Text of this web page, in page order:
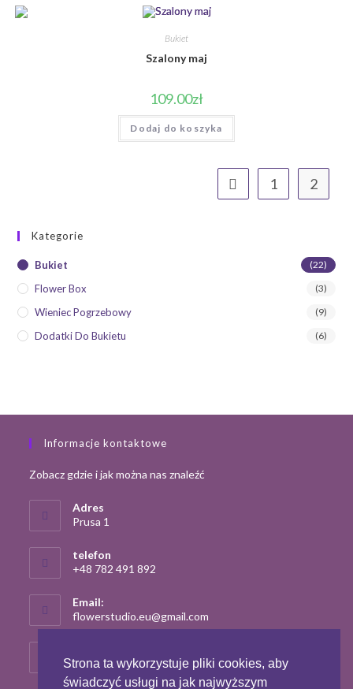
Bukiet
Szalony maj
109.00zł
Dodaj do koszyka
1 2
Kategorie
Bukiet (22)
Flower Box (3)
Wieniec Pogrzebowy (9)
Dodatki Do Bukietu (6)
Informacje kontaktowe
Zobacz gdzie i jak można nas znaleźć
Adres
Prusa 1
telefon
+48 782 491 892
Email:
flowerstudio.eu@gmail.com
in
application
flowerstudio.eu
Strona ta wykorzystuje pliki cookies, aby
świadczyć usługi na jak najwyższym